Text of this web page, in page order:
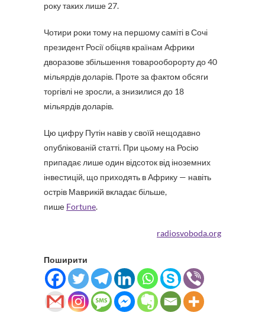
року таких лише 27.
Чотири роки тому на першому саміті в Сочі
президент Росії обіцяв країнам Африки
дворазове збільшення товарооборорту до 40
мільярдів доларів. Проте за фактом обсяги
торгівлі не зросли, а знизилися до 18
мільярдів доларів.
Цю цифру Путін навів у своїй нещодавно
опублікованій статті. При цьому на Росію
припадає лише один відсоток від іноземних
інвестицій, що приходять в Африку — навіть
острів Маврикій вкладає більше,
пише Fortune.
radiosvoboda.org
Поширити